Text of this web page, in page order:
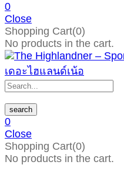
0
Close
Shopping Cart(0)
No products in the cart.
search
0
Close
Shopping Cart(0)
No products in the cart.